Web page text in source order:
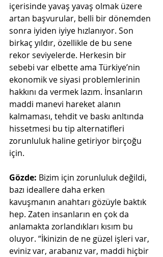
içerisinde yavaş yavaş olmak üzere
artan başvurular, belli bir dönemden
sonra iyiden iyiye hızlanıyor. Son
birkaç yıldır, özellikle de bu sene
rekor seviyelerde. Herkesin bir
sebebi var elbette ama Türkiye’nin
ekonomik ve siyasi problemlerinin
hakkını da vermek lazım. İnsanların
maddi manevi hareket alanın
kalmaması, tehdit ve baskı anltında
hissetmesi bu tip alternatifleri
zorunluluk haline getiriyor birçoğu
için.
Gözde: Bizim için zorunluluk değildi,
bazı ideallere daha erken
kavuşmanın anahtarı gözüyle baktık
hep. Zaten insanların en çok da
anlamakta zorlandıkları kısım bu
oluyor. “İkinizin de ne güzel işleri var,
eviniz var, arabanız var, maddi hiçbir